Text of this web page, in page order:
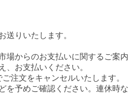
送りいたします。
からのお支払いに関するご案
、お支払いください。
注文をキャンセルいたします。
予めご確認ください。連休時